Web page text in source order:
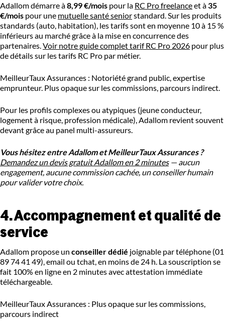
Adallom démarre à8,99 €/mois pour la RC Pro freelanceet à35
€/mois pour une mutuelle santé seniorstandard. Sur les produits
standards (auto, habitation), les tarifs sont en moyenne 10 à 15 %
inférieurs au marché grâce à la mise en concurrence des
partenaires.Voir notre guide complet tarif RC Pro 2026 pour plus
de détails sur les tarifs RC Pro par métier.
MeilleurTaux Assurances : Notoriété grand public, expertise
emprunteur. Plus opaque sur les commissions, parcours indirect.
Pour les profils complexes ou atypiques (jeune conducteur,
logement à risque, profession médicale), Adallom revient souvent
devant grâce au panel multi-assureurs.
Vous hésitez entre Adallom et MeilleurTaux Assurances ?
Demandez un devis gratuit Adallom en 2 minutes— aucun
engagement, aucune commission cachée, un conseiller humain
pour valider votre choix.
4. Accompagnement et qualité de
service
Adallom propose un conseiller dédié joignable par téléphone (01
89 74 41 49), email ou tchat, en moins de 24 h. La souscription se
fait 100% en ligne en 2 minutes avec attestation immédiate
téléchargeable.
MeilleurTaux Assurances : Plus opaque sur les commissions,
parcours indirect